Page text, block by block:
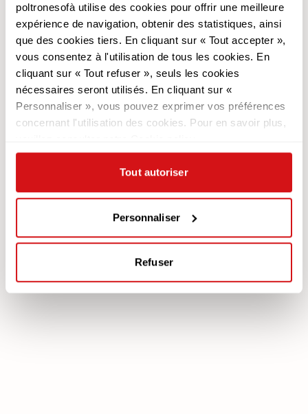
poltronesofà utilise des cookies pour offrir une meilleure
expérience de navigation, obtenir des statistiques, ainsi
que des cookies tiers. En cliquant sur « Tout accepter »,
vous consentez à l'utilisation de tous les cookies. En
cliquant sur « Tout refuser », seuls les cookies
nécessaires seront utilisés. En cliquant sur «
Personnaliser », vous pouvez exprimer vos préférences
concernant l'utilisation des cookies. Pour en savoir plus,
Tout autoriser
Personnaliser
Refuser
poltronesofà
Pourquoi nous choisir
Nos Magasins
Nous recrutons
Contacts
Produits
Les Promotions
Revêtements
Les Canapés
Les Fauteuils
Documentation
Légale
Plan Assistance
Téléchargez votre garantie